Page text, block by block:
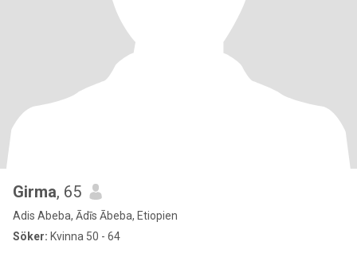
Girma, 65
Adis Abeba, Ādīs Ābeba, Etiopien
Söker: Kvinna 50 - 64